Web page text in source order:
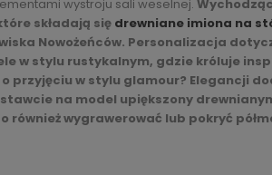
wystroju sali weselnej.
składają się drewniane imiona na
Nowożeńców. Personalizacja
w stylu rustykalnym, gdzie króluje
przyjęciu w stylu glamour? Elegancji
na model upiększony
wygrawerować lub pokryć